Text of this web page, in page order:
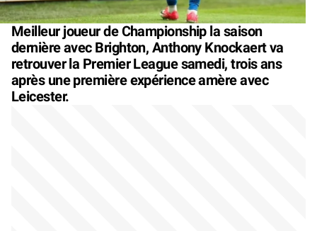
Meilleur joueur de Championship la saison
dernière avec Brighton, Anthony Knockaert va
retrouver la Premier League samedi, trois ans
après une première expérience amère avec
Leicester.